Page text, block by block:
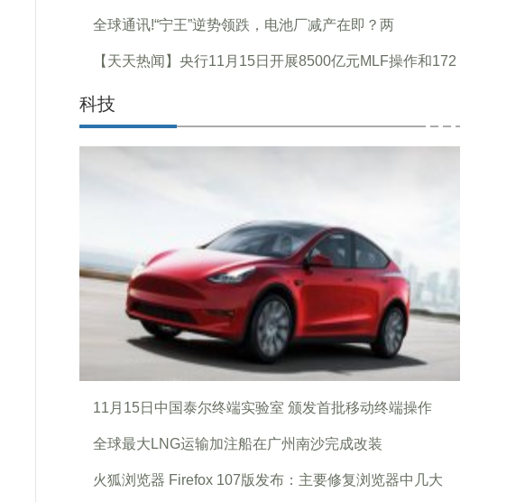
全球通讯!“宁王”逆势领跌，电池厂减产在即？两
【天天热闻】央行11月15日开展8500亿元MLF操作和172
科技
11月15日中国泰尔终端实验室 颁发首批移动终端操作
全球最大LNG运输加注船在广州南沙完成改装
火狐浏览器 Firefox 107版发布：主要修复浏览器中几大